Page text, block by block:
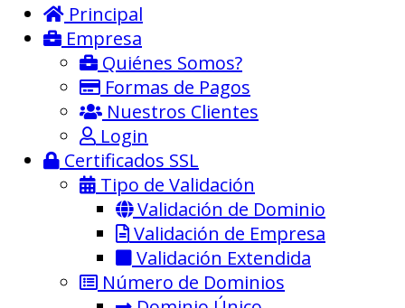
Principal
Empresa
Quiénes Somos?
Formas de Pagos
Nuestros Clientes
Login
Certificados SSL
Tipo de Validación
Validación de Dominio
Validación de Empresa
Validación Extendida
Número de Dominios